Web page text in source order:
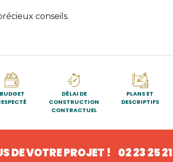
conseils.
BUDGET
DÉLAI DE
CONSTRUCTION
CONTRACTUEL
PLANS ET
DESCRIPTIFS
DE VOTRE PROJET ! 02 23 25